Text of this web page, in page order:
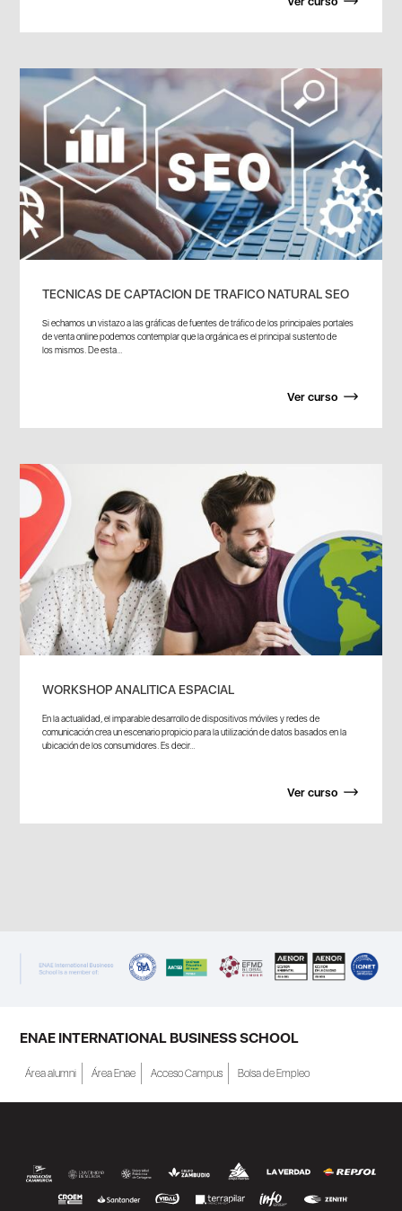
TECNICAS DE CAPTACION DE TRAFICO NATURAL SEO
Si echamos un vistazo a las gráficas de fuentes de tráfico de los principales portales
de venta online podemos contemplar que la orgánica es el principal sustento de
los mismos. De esta...
Ver curso
WORKSHOP ANALITICA ESPACIAL
En la actualidad, el imparable desarrollo de dispositivos móviles y redes de
comunicación crea un escenario propicio para la utilización de datos basados en la
ubicación de los consumidores. Es decir...
Ver curso
ENAE INTERNATIONAL BUSINESS SCHOOL
Área alumni Área Enae Acceso Campus Bolsa de Empleo